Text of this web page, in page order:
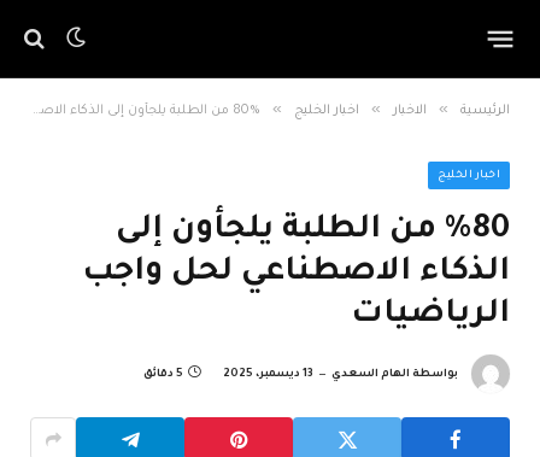
الرئيسية » الاخبار » اخبار الخليج » %80 من الطلبة يلجأون إلى الذكاء الاصطناعي لحل واجب الرياضيات
اخبار الخليج
%80 من الطلبة يلجأون إلى
الذكاء الاصطناعي لحل واجب
الرياضيات
بواسطة الهام السعدي 13 ديسمبر، 2025 5 دقائق